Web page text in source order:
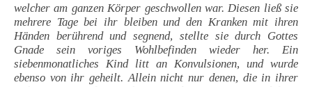
welcher am ganzen Körper geschwollen war. Diesen ließ sie
mehrere Tage bei ihr bleiben und den Kranken mit ihren
Händen berührend und segnend, stellte sie durch Gottes
Gnade sein voriges Wohlbefinden wieder her. Ein
siebenmonatliches Kind litt an Konvulsionen, und wurde
ebenso von ihr geheilt. Allein nicht nur denen, die in ihrer